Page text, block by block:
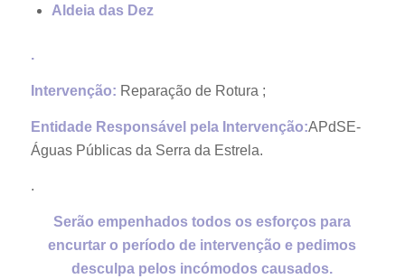
Aldeia das Dez
.
Intervenção: Reparação de Rotura ;
Entidade Responsável pela Intervenção:APdSE-
Águas Públicas da Serra da Estrela.
.
Serão empenhados todos os esforços para
encurtar o período de intervenção e pedimos
desculpa pelos incómodos causados.